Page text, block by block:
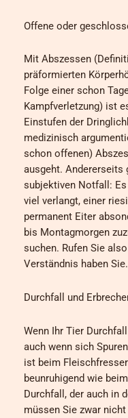
Offene oder
Mit Abszessen
präformierten
Folge einer schon
Kampfverletzung) ist
Einstufen der
medizinisch
schon offenen)
ausgeht. Andererseits
subjektiven Notfall:
viel verlangt, einer
permanent Eiter
bis Montagmorgen
suchen. Rufen Sie
Verständnis haben Sie.
Durchfall und
Wenn Ihr Tier
auch wenn sich
ist beim
beunruhigend wie
Durchfall, der auch in
müssen Sie zwar